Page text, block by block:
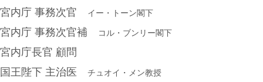
宮内庁 事務次官 イー・トーン閣下
宮内庁 事務次官補 コル・ブンリー閣下
宮内庁長官 顧問
国王陛下 主治医
チュオイ・メン教授